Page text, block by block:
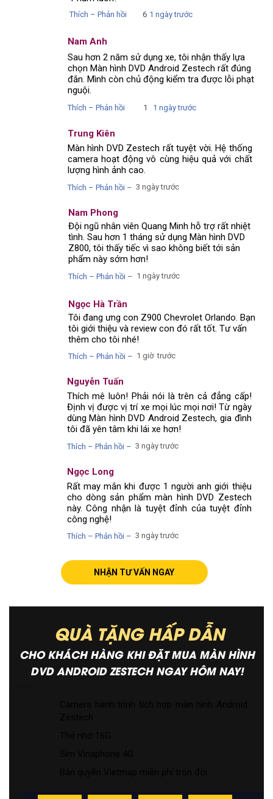
Màn hình DVD Zestech rất tuyệt vời. Hệ thống
camera hoạt động vô cùng hiệu quả với chất
lượng hình ảnh cao.
Trung Kiên
Thích – Phản hồi – 3 ngày trước
Thích – Phản hồi 6 1 ngày trước
Thích – Phản hồi 1 1 ngày trước
Sau hơn 2 năm sử dụng xe, tôi nhận thấy lựa
chọn Màn hình DVD Android Zestech rất đúng
đắn. Mình còn chủ động kiểm tra được lỗi phạt
nguội.
Nam Anh
Đội ngũ nhân viên Quang Minh hỗ trợ rất nhiệt
tình. Sau hơn 1 tháng sử dụng Màn hình DVD
Z800, tôi thấy tiếc vì sao không biết tới sản
phẩm này sớm hơn!
Thích – Phản hồi – 1 ngày trước
Nam Phong
Thích – Phản hồi – 1 giờ trước
Tôi đang ưng con Z900 Chevrolet Orlando. Bạn
tôi giới thiệu và review con đó rất tốt. Tư vấn
thêm cho tôi nhé!
Ngọc Hà Trần
Thích mê luôn! Phải nói là trên cả đẳng cấp!
Định vị được vị trí xe mọi lúc mọi nơi! Từ ngày
dùng Màn hình DVD Android Zestech, gia đình
tôi đã yên tâm khi lái xe hơn!
Nguyễn Tuấn
Thích – Phản hồi – 3 ngày trước
Rất may mắn khi được 1 người anh giới thiệu
cho dòng sản phẩm màn hình DVD Zestech
này. Công nhận là tuyệt đỉnh của tuyệt đỉnh
công nghệ!
Ngọc Long
Thích – Phản hồi – 3 ngày trước
NHẬN TƯ VẤN NGAY
QUÀ TẶNG HẤP DẪN
CHO KHÁCH HÀNG KHI ĐẶT MUA MÀN HÌNH
DVD ANDROID ZESTECH NGAY HÔM NAY!